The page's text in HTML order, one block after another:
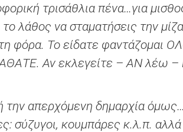
τρισάθλια πένα…για
λάθος να σταματήσεις την
φόρα. Το είδατε φαντάζομαι
Αν εκλεγείτε – ΑΝ λέω
την απερχόμενη δημαρχία
σύζυγοι, κουμπάρες κ.λ.π.